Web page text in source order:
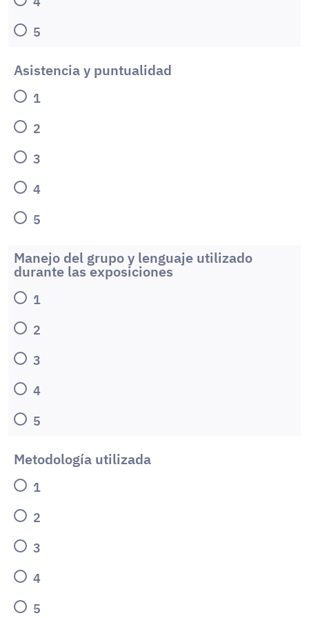
5
Asistencia y puntualidad
1
2
3
4
5
Manejo del grupo y lenguaje utilizado
durante las exposiciones
1
2
3
4
5
Metodología utilizada
1
2
3
4
5